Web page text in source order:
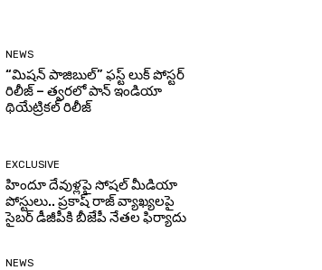
NEWS
“మిషన్ పాజిబుల్” ఫస్ట్ లుక్ పోస్టర్
రిలీజ్ – త్వరలో పాన్ ఇండియా
థియేట్రికల్ రిలీజ్
EXCLUSIVE
హిందూ దేవుళ్లపై సోషల్ మీడియా
పోస్టులు.. ప్రకాష్ రాజ్ వ్యాఖ్యలపై
సైబర్ డీజీపీకి బీజేపీ నేతల ఫిర్యాదు
NEWS